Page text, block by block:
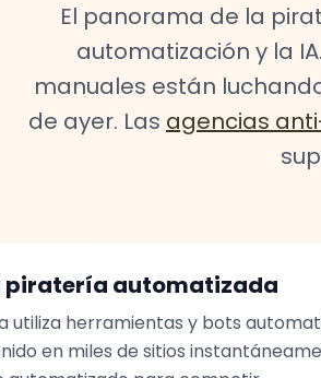
El panorama de la
automatización y la
manuales están
de ayer. Las agencias
piratería automatizada
utiliza herramientas y bots
en miles de sitios